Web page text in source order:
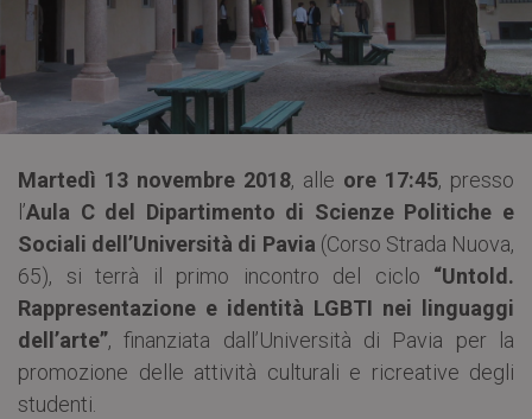
Martedì 13 novembre 2018, alle ore 17:45, presso
l’Aula C del Dipartimento di Scienze Politiche e
Sociali dell’Università di Pavia (Corso Strada Nuova,
65), si terrà il primo incontro del ciclo “Untold.
Rappresentazione e identità LGBTI nei linguaggi
dell’arte”, finanziata dall’Università di Pavia per la
promozione delle attività culturali e ricreative degli
studenti.